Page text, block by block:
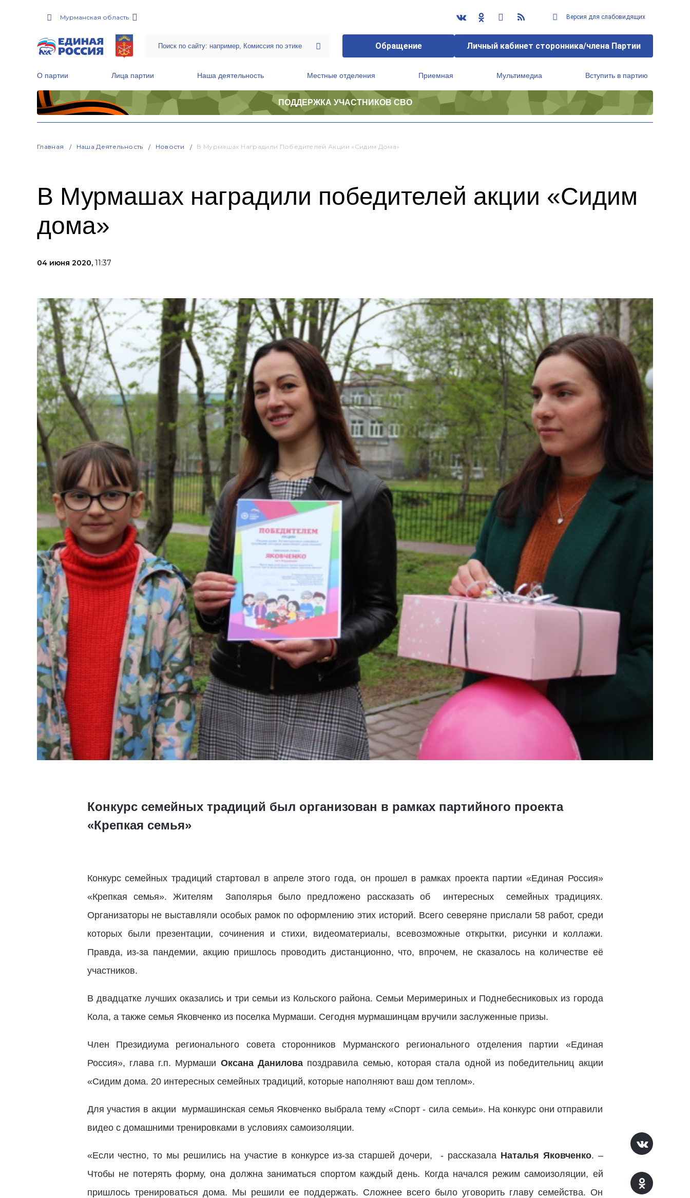
Мурманская область Версия для слабовидящих
Обращение Личный кабинет сторонника/члена Партии
О партии Лица партии Наша деятельность Местные отделения Приемная Мультимедиа Вступить в партию
ПОДДЕРЖКА УЧАСТНИКОВ СВО
Главная Наша Деятельность Новости В Мурмашах Наградили Победителей Акции «Сидим Дома»
В Мурмашах наградили победителей акции «Сидим
дома»
04 июня 2020, 11:37
Конкурс семейных традиций был организован в рамках партийного проекта
«Крепкая семья»
Конкурс семейных традиций стартовал в апреле этого года, он прошел в рамках проекта партии «Единая Россия»
«Крепкая семья». Жителям Заполярья было предложено рассказать об интересных семейных традициях.
Организаторы не выставляли особых рамок по оформлению этих историй. Всего северяне прислали 58 работ, среди
которых были презентации, сочинения и стихи, видеоматериалы, всевозможные открытки, рисунки и коллажи.
Правда, из-за пандемии, акцию пришлось проводить дистанционно, что, впрочем, не сказалось на количестве её
участников.
В двадцатке лучших оказались и три семьи из Кольского района. Семьи Меримериных и Поднебесниковых из города
Кола, а также семья Яковченко из поселка Мурмаши. Сегодня мурмашинцам вручили заслуженные призы.
Член Президиума регионального совета сторонников Мурманского регионального отделения партии «Единая
Россия», глава г.п. Мурмаши Оксана Данилова поздравила семью, которая стала одной из победительниц акции
«Сидим дома. 20 интересных семейных традиций, которые наполняют ваш дом теплом».
Для участия в акции мурмашинская семья Яковченко выбрала тему «Спорт - сила семьи». На конкурс они отправили
видео с домашними тренировками в условиях самоизоляции.
«Если честно, то мы решились на участие в конкурсе из-за старшей дочери, - рассказала Наталья Яковченко. –
Чтобы не потерять форму, она должна заниматься спортом каждый день. Когда начался режим самоизоляции, ей
пришлось тренироваться дома. Мы решили ее поддержать. Сложнее всего было уговорить главу семейства. Он